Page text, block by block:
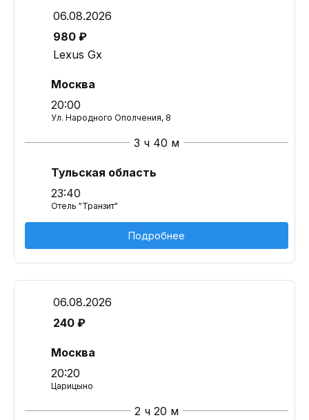
06.08.2026
980 ₽
Lexus Gx
Москва
20:00
Ул. Народного Ополчения, 8
3 ч 40 м
Тульская область
23:40
Отель "Транзит"
Подробнее
06.08.2026
240 ₽
Москва
20:20
Царицыно
2 ч 20 м